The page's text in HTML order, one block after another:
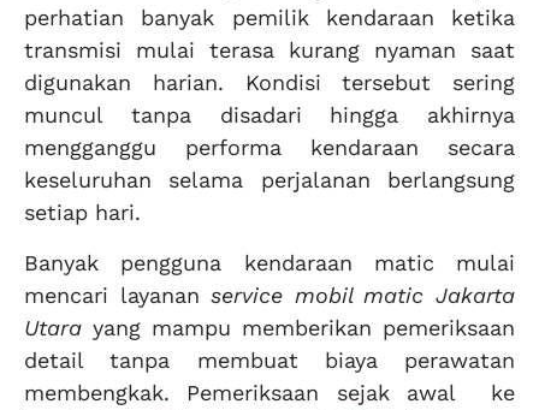
perhatian banyak pemilik kendaraan ketika
transmisi mulai terasa kurang nyaman saat
digunakan harian. Kondisi tersebut sering
muncul tanpa disadari hingga akhirnya
mengganggu performa kendaraan secara
keseluruhan selama perjalanan berlangsung
setiap hari.
Banyak pengguna kendaraan matic mulai
mencari layananservice mobil matic Jakarta
Utara yang mampu memberikan pemeriksaan
detail tanpa membuat biaya perawatan
membengkak. Pemeriksaan sejak awal ke